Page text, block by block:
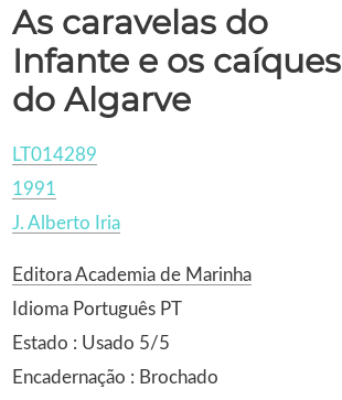
As caravelas do
Infante e os caíques
do Algarve
LT014289
1991
J. Alberto Iria
Editora Academia de Marinha
Idioma Português PT
Estado : Usado 5/5
Encadernação : Brochado